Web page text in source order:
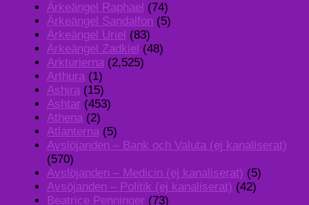
Ärkeängel Raphael (74)
Ärkeängel Sandalfon (5)
Ärkeängel Uriel (83)
Ärkeängel Zadkiel (48)
Arkturierna (2,525)
Arthura (1)
Ashira (15)
Ashtar (453)
Athena (2)
Atlanterna (5)
Avslöjanden – Bank och Valuta (ej kanaliserat)
(570)
Avslöjanden – Medicin (ej kanaliserat) (5)
Avsöjanden – Politik (ej kanaliserat) (42)
Beatrice Penninger (73)